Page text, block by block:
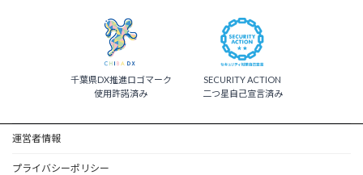
千葉県DX推進ロゴマーク
使用許諾済み
SECURITY ACTION
二つ星自己宣言済み
運営者情報
プライバシーポリシー